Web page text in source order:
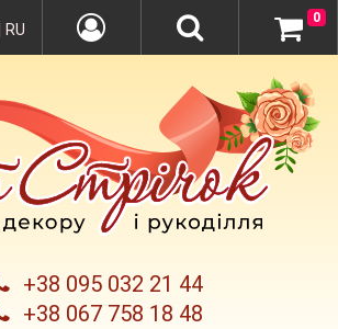
+38 095 032 21 44
+38 067 758 18 48
RU
0